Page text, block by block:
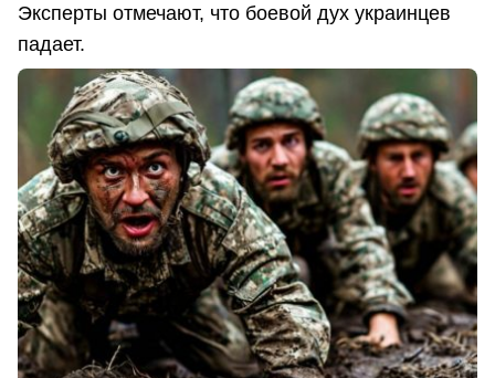
Эксперты отмечают, что боевой дух украинцев
падает.